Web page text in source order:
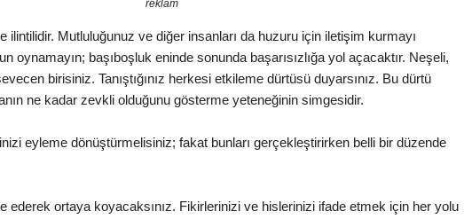
reklam
ilintilidir. Mutluluğunuz ve diğer insanları da huzuru için iletişim kurmayı
oynamayın; başıboşluk eninde sonunda başarısızlığa yol açacaktır. Neşeli,
birisiniz. Tanıştığınız herkesi etkileme dürtüsü duyarsınız. Bu dürtü
ne kadar zevkli olduğunu gösterme yeteneğinin simgesidir.
eyleme dönüştürmelisiniz; fakat bunları gerçekleştirirken belli bir düzende
ederek ortaya koyacaksınız. Fikirlerinizi ve hislerinizi ifade etmek için her yolu